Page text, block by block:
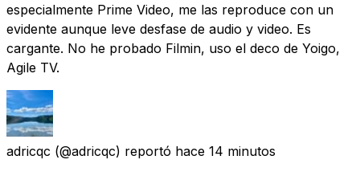
especialmente Prime Video, me las reproduce con un
evidente aunque leve desfase de audio y video. Es
cargante. No he probado Filmin, uso el deco de Yoigo,
Agile TV.
adricqc (@adricqc) reportó hace 14 minutos